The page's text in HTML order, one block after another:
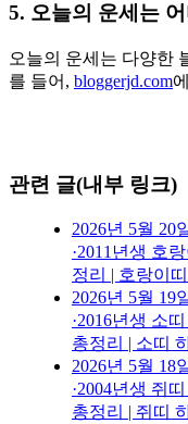
5. 오늘의 운세는
오늘의 운세는 다양한
를 들어, bloggerjd.com
관련 글(내부 링크)
2026년 5월 20
·2011년생 호
정리 | 호랑이
2026년 5월 19
·2016년생 소
총정리 | 소띠
2026년 5월 18
·2004년생 쥐
총정리 | 쥐띠